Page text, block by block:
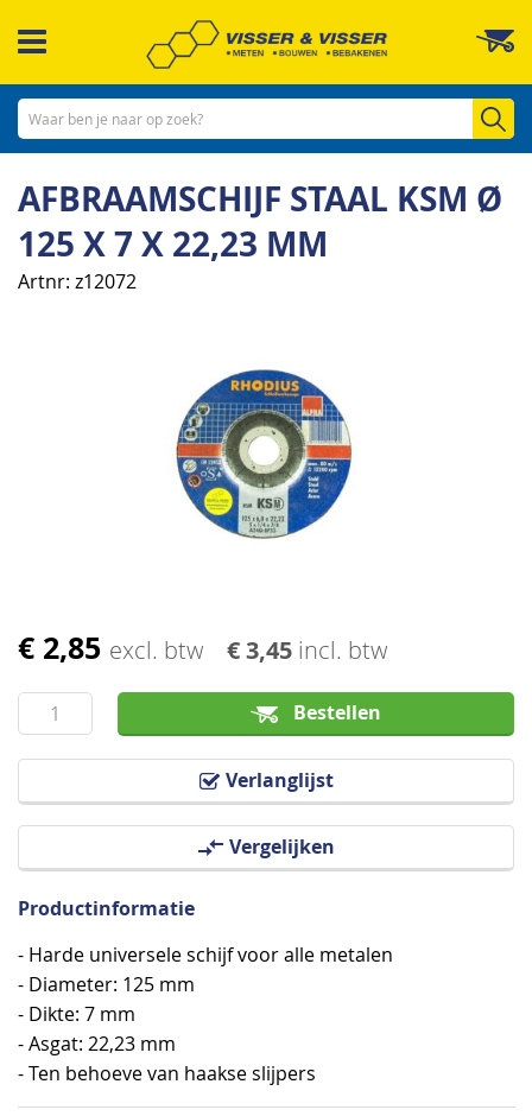
naar
inhoud
AFBRAAMSCHIJF STAAL KSM Ø
125 X 7 X 22,23 MM
Artnr z12072
€ 2,85 excl. btw € 3,45 incl. btw
Bestellen
Verlanglijst
Vergelijken
Ga
het
begin
van
Productinformatie
- Harde universele schijf voor alle metalen
- Diameter: 125 mm
- Dikte: 7 mm
- Asgat: 22,23 mm
- Ten behoeve van haakse slijpers